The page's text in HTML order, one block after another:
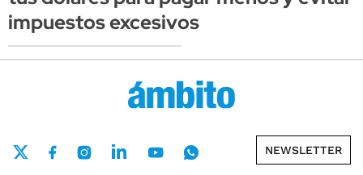
impuestos excesivos
NEWSLETTER